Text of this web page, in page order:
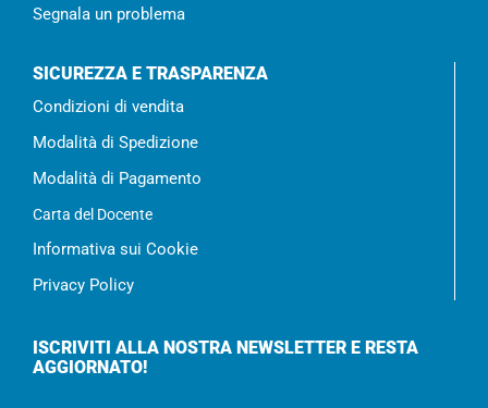
Segnala un problema
SICUREZZA E TRASPARENZA
Condizioni di vendita
Modalità di Spedizione
Modalità di Pagamento
Carta del Docente
Informativa sui Cookie
Privacy Policy
ISCRIVITI ALLA NOSTRA NEWSLETTER E RESTA
AGGIORNATO!